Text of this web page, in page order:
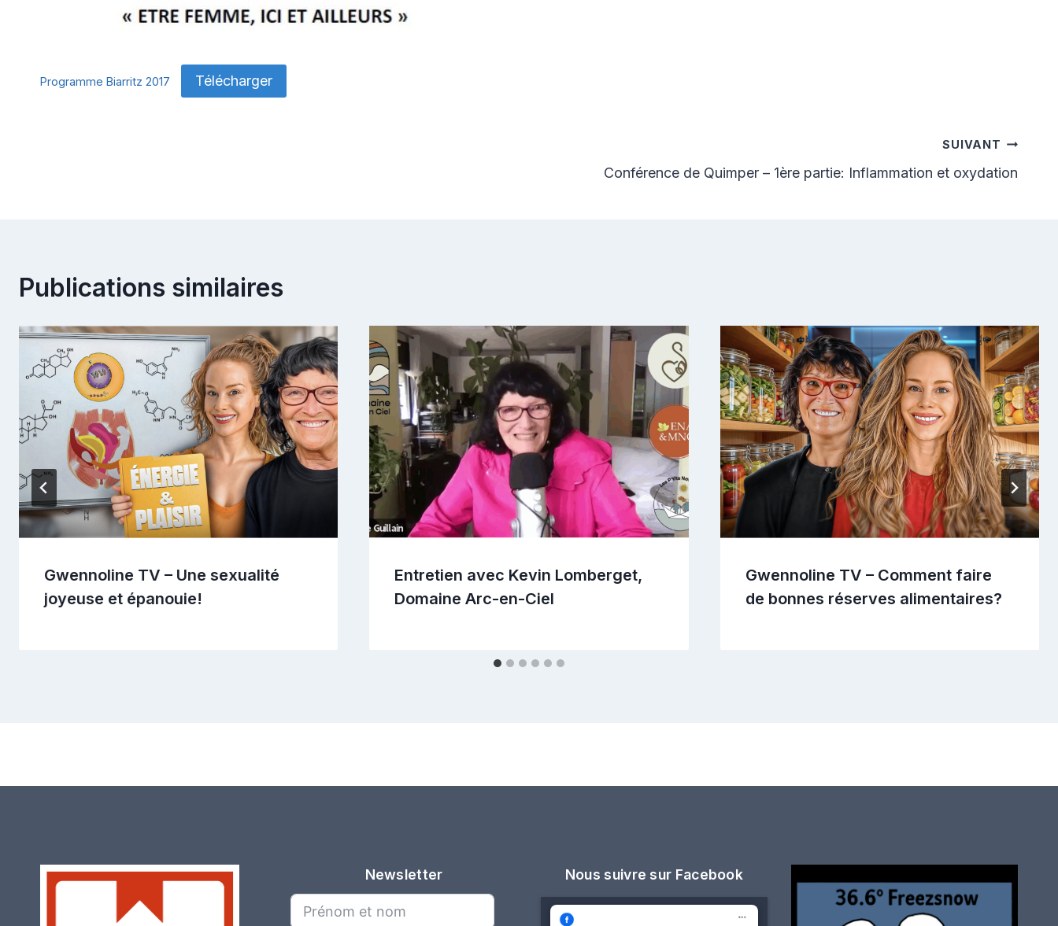
Programme Biarritz 2017 Télécharger
SUIVANT
Conférence de Quimper – 1ère partie: Inflammation et oxydation
Publications similaires
Gwennoline TV – Une sexualité
joyeuse et épanouie!
Entretien avec Kevin Lomberget,
Domaine Arc-en-Ciel
Gwennoline TV – Comment faire
de bonnes réserves alimentaires?
Newsletter Nous suivre sur Facebook